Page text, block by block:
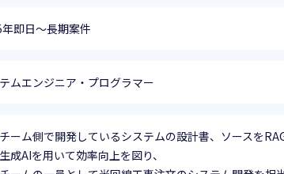
即日～長期案件
ムエンジニア・プログラマー
ーム側で開発しているシステムの設計書、ソースを
成AIを用いて効率向上を図り、